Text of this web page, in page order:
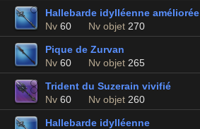
Hallebarde idylléenne améliorée
Nv 60 Nv objet 270
Pique de Zurvan
Nv 60 Nv objet 265
Trident du Suzerain vivifié
Nv 60 Nv objet 260
Hallebarde idylléenne